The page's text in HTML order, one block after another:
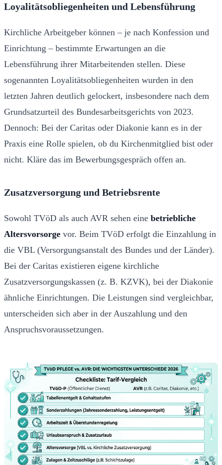
Loyalitätsobliegenheiten und Lebensführung
Kirchliche Arbeitgeber können – je nach Konfession und
Einrichtung – bestimmte Erwartungen an die
Lebensführung ihrer Mitarbeitenden stellen. Diese
sogenannten Loyalitätsobliegenheiten wurden in den
letzten Jahren deutlich gelockert, insbesondere nach dem
Grundsatzurteil des Bundesarbeitsgerichts von 2023.
Dennoch: Bei der Caritas oder Diakonie kann es in der
Praxis eine Rolle spielen, ob du Kirchenmitglied bist oder
nicht. Kläre das im Bewerbungsgespräch offen an.
Zusatzversorgung und Betriebsrente
Sowohl TVöD als auch AVR sehen eine betriebliche
Altersvorsorge vor. Beim TVöD erfolgt die Einzahlung in
die VBL (Versorgungsanstalt des Bundes und der Länder).
Bei der Caritas existieren eigene kirchliche
Zusatzversorgungskassen (z. B. KZVK), bei der Diakonie
ähnliche Einrichtungen. Die Leistungen sind vergleichbar,
unterscheiden sich aber in der Auszahlung und den
Anspruchsvoraussetzungen.